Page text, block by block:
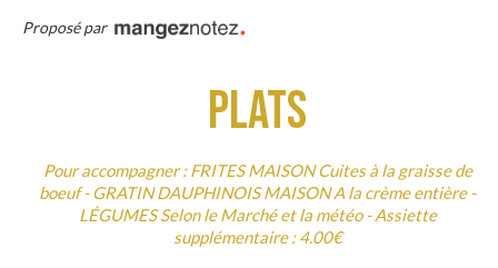
Proposé par
Plats
Pour accompagner : FRITES MAISON Cuites à la graisse de
boeuf - GRATIN DAUPHINOIS MAISON A la crème entière -
LÉGUMES Selon le Marché et la météo - Assiette
supplémentaire : 4.00€